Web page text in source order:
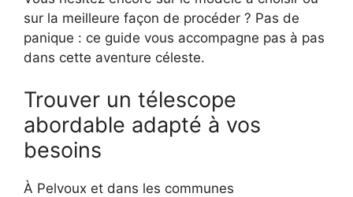
sur la meilleure façon de procéder ? Pas de
panique : ce guide vous accompagne pas à pas
dans cette aventure céleste.
Trouver un télescope
abordable adapté à vos
besoins
À Pelvoux et dans les communes